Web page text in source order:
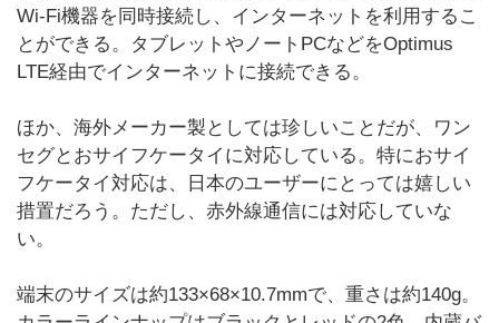
Wi-Fi機器を同時接続し、インターネットを利用するこ
とができる。タブレットやノートPCなどをOptimus
LTE経由でインターネットに接続できる。
ほか、海外メーカー製としては珍しいことだが、ワン
セグとおサイフケータイに対応している。特におサイ
フケータイ対応は、日本のユーザーにとっては嬉しい
措置だろう。ただし、赤外線通信には対応していな
い。
端末のサイズは約133×68×10.7mmで、重さは約140g。